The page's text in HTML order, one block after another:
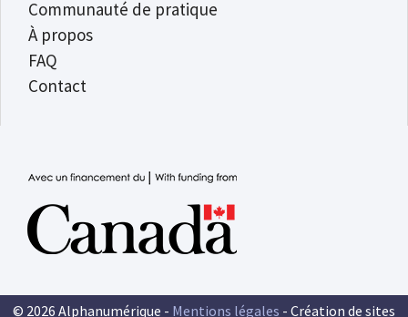
Communauté de pratique
À propos
FAQ
Contact
© 2026 Alphanumérique - Mentions légales - Création de sites